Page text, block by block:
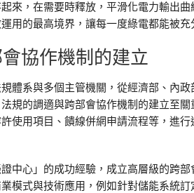
來，在需要時釋放，平滑化電力輸出
用的最高境界，讓每一度綠電都能被充
協作機制的建立
體系與多個主管機關，從經濟部、內
規的調適與跨部會協作機制的建立至
使用項目、饋線併網申請流程等，進
中心」的成功經驗，成立高層級的跨
模式與技術應用，例如針對儲能系統